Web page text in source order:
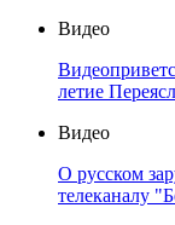
Видео
летие
Видео
О русском
телеканалу